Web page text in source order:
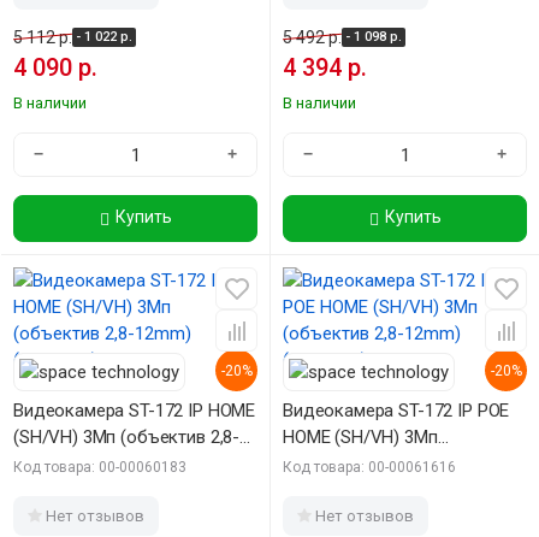
5 112 р. - 1 022 р.
4 090 р.
В наличии
− +
Купить
5 492 р. - 1 098 р.
4 394 р.
В наличии
− +
Купить
-20%
Видеокамера ST-172 IP HOME
(SH/VH) 3Мп (объектив 2,8-
12mm) (версия 3)
Код товара: 00-00060183
Нет отзывов
-20%
Видеокамера ST-172 IP POE
HOME (SH/VH) 3Мп
(объектив 2,8-12mm) (версия
Код товара: 00-00061616
Нет отзывов